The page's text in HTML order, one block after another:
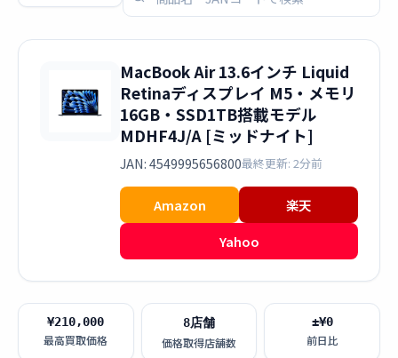
MacBook Air 13.6インチ Liquid
Retinaディスプレイ M5・メモリ
16GB・SSD1TB搭載モデル
MDHF4J/A [ミッドナイト]
JAN: 4549995656800最終更新: 2分前
Amazon
楽天
Yahoo
¥210,000
最高買取価格
8店舗
価格取得店舗数
±¥0
前日比